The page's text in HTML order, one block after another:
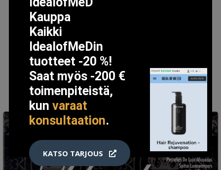
Kauppa
Kaikki
IdealofMeDin
tuotteet -20 %!
Saat myös -200 €
toimenpiteistä,
kunvaraat
konsultaation.
KATSO TARJOUS